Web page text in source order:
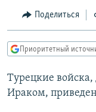
Вернутся
главной
навигации
Вернутся
МНЕНИЯ
IDEL.РЕАЛИИ
КАВКАЗ.РЕАЛИИ
СЕВЕР.РЕАЛИИ
Поделиться
Приоритетный
Турецкие
Ираком,